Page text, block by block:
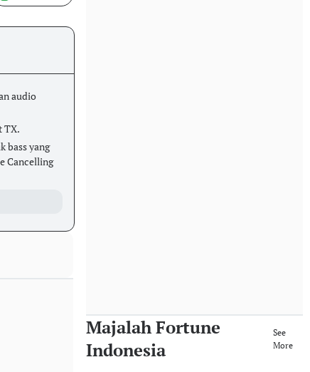
audio
TX.
bass yang
Cancelling
Majalah Fortune
Indonesia
See
More